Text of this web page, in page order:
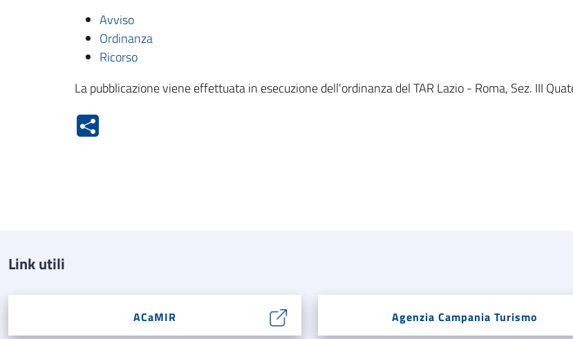
Avviso
Ordinanza
Ricorso
La pubblicazione viene effettuata in esecuzione dell'ordinanza del TAR Lazio - Roma, Sez. III
Link utili
ACaMIR Agenzia Campania Turismo